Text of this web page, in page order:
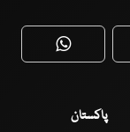
WhatsApp
پاکستان